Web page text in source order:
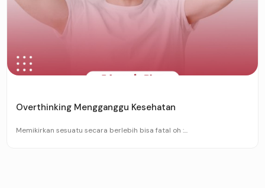
Overthinking Mengganggu Kesehatan
Memikirkan sesuatu secara berlebih bisa fatal oh :...